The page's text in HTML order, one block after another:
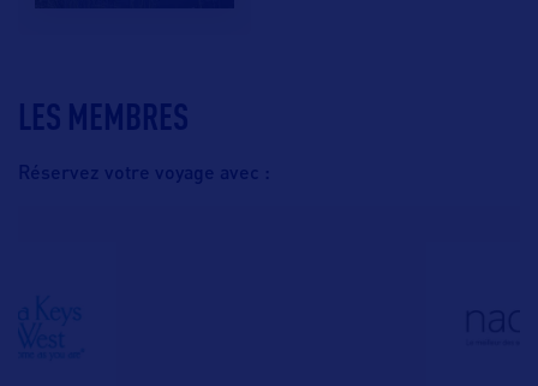
LES MEMBRES
Réservez votre voyage avec :